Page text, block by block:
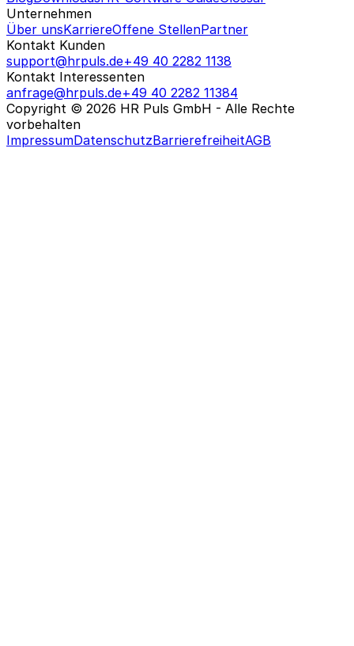
Unternehmen
Über unsKarriereOffene StellenPartner
Kontakt Kunden
support@hrpuls.de+49 40 2282 1138
Kontakt Interessenten
anfrage@hrpuls.de+49 40 2282 11384
Copyright © 2026 HR Puls GmbH - Alle Rechte
vorbehalten
ImpressumDatenschutzBarrierefreiheitAGB